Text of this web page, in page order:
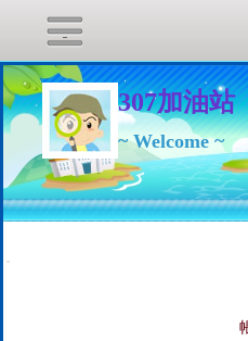
307加油站
~ Welcome ~
:::